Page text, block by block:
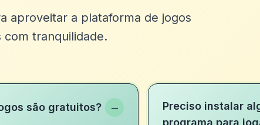
aproveitar a plataforma de jogos
com tranquilidade.
são gratuitos? −
Preciso instalar
programa para